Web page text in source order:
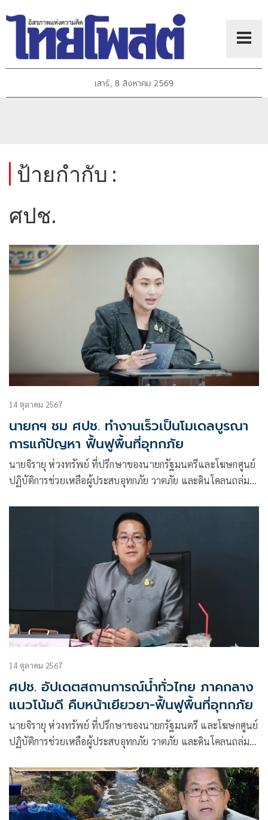
เสาร์, 8 สิงหาคม 2569
ป้ายกำกับ :
ศปช.
14 ตุลาคม 2567
นายกฯ ชม ศปช. ทำงานเร็วเป็นโมเดลบูรณา
การแก้ปัญหา ฟื้นฟูพื้นที่อุทกภัย
นายจิรายุ ห่วงทรัพย์ ที่ปรึกษาของนายกรัฐมนตรีและโฆษกศูนย์
ปฏิบัติการช่วยเหลือผู้ประสบอุทกภัย วาตภัย และดินโคลนถล่ม
ชื่นชมการทำงานของ ศปช.ในการแก้ปัญหาให้ประชาชนที่
14 ตุลาคม 2567
ศปช. อัปเดตสถานการณ์น้ำทั่วไทย ภาคกลาง
แนวโน้มดี คืบหน้าเยียวยา-ฟื้นฟูพื้นที่อุทกภัย
นายจิรายุ ห่วงทรัพย์ ที่ปรึกษาของนายกรัฐมนตรี และโฆษกศูนย์
ปฏิบัติการช่วยเหลือผู้ประสบอุทกภัย วาตภัย และดินโคลนถล่ม
ปริมาณฝนที่ยังตกหนักถึงหนักมากในพื้นที่ภาคใต้ในช่วงนี้